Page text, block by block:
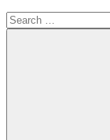
Search
for: